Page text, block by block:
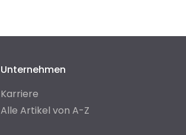
Unternehmen
Karriere
Alle Artikel von A-Z